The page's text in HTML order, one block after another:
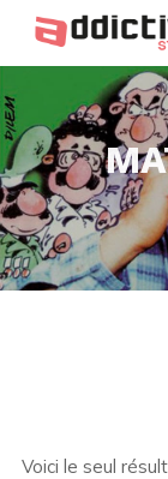
Voici le seul